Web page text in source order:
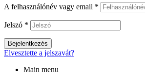
A felhasználónév vagy email *
Jelszó *
Bejelentkezés
Elvesztette a jelszavát?
Main menu